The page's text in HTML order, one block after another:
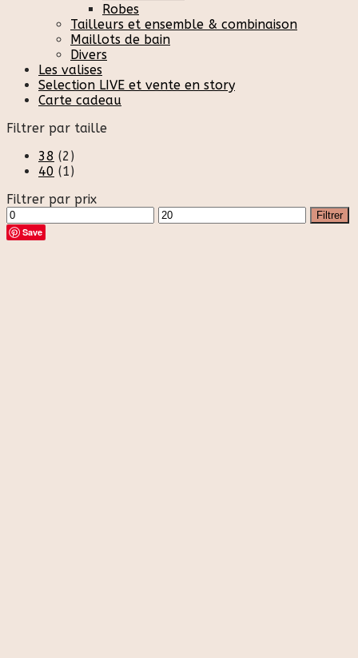
Robes
Tailleurs et ensemble & combinaison
Maillots de bain
Divers
Les valises
Selection LIVE et vente en story
Carte cadeau
Filtrer par taille
38 (2)
40 (1)
Filtrer par prix
Prix
min
Prix
max
Filtrer
Save